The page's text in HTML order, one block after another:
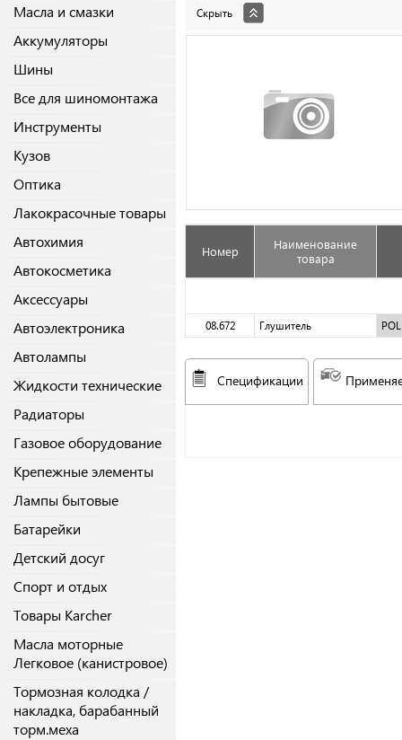
Масла и смазки
Аккумуляторы
Шины
Все для шиномонтажа
Инструменты
Кузов
Оптика
Лакокрасочные товары
Автохимия
Автокосметика
Аксессуары
Автоэлектроника
Автолампы
Жидкости технические
Радиаторы
Газовое оборудование
Крепежные элементы
Лампы бытовые
Батарейки
Детский досуг
Спорт и отдых
Товары Karcher
Масла моторные
Легковое (канистровое)
Тормозная колодка /
накладка, барабанный
торм.меха
Скрыть
Номер
Наименование
товара
08.672 Глушитель
Спецификации